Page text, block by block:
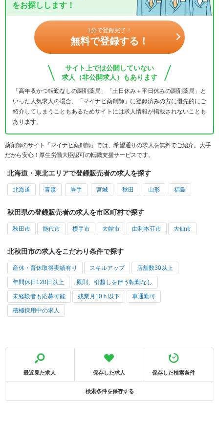
をお探しします！
1分で登録完了！
無料で登録する！
サイト上では公開していない
求人（非公開求人）もあります
「高年収かつ転勤なしの調剤薬局」「土日休み＋平日休みの調剤薬局」と
いった人気求人の場合、「マイナビ薬剤師」に登録済みの方に優先的にご
紹介してしまうこともあるためサイトには求人情報が掲載されないことも
あります。
薬剤師のサイト「マイナビ薬剤師」では、希望通りの求人を無料でご紹介。大手
だから安心！厚生労働大臣認可の転職支援サービスです。
北海道・東北エリアで登録販売者の求人を探す
北海道 青森 岩手 宮城 秋田 山形 福島
秋田県の登録販売者の求人を市区町村で探す
秋田市 能代市 横手市 大館市 由利本荘市 大仙市
北秋田市の求人をこだわり条件で探す
産休・育休取得実績有り スキルアップ 店舗数30以上
年間休日120日以上 原則、引越しを伴う転勤なし
未経験者も応募可能 残業月10ｈ以下 車通勤可
積極採用中の求人
最近見た求人 保存した求人 保存した検索条件
検索条件を保存する